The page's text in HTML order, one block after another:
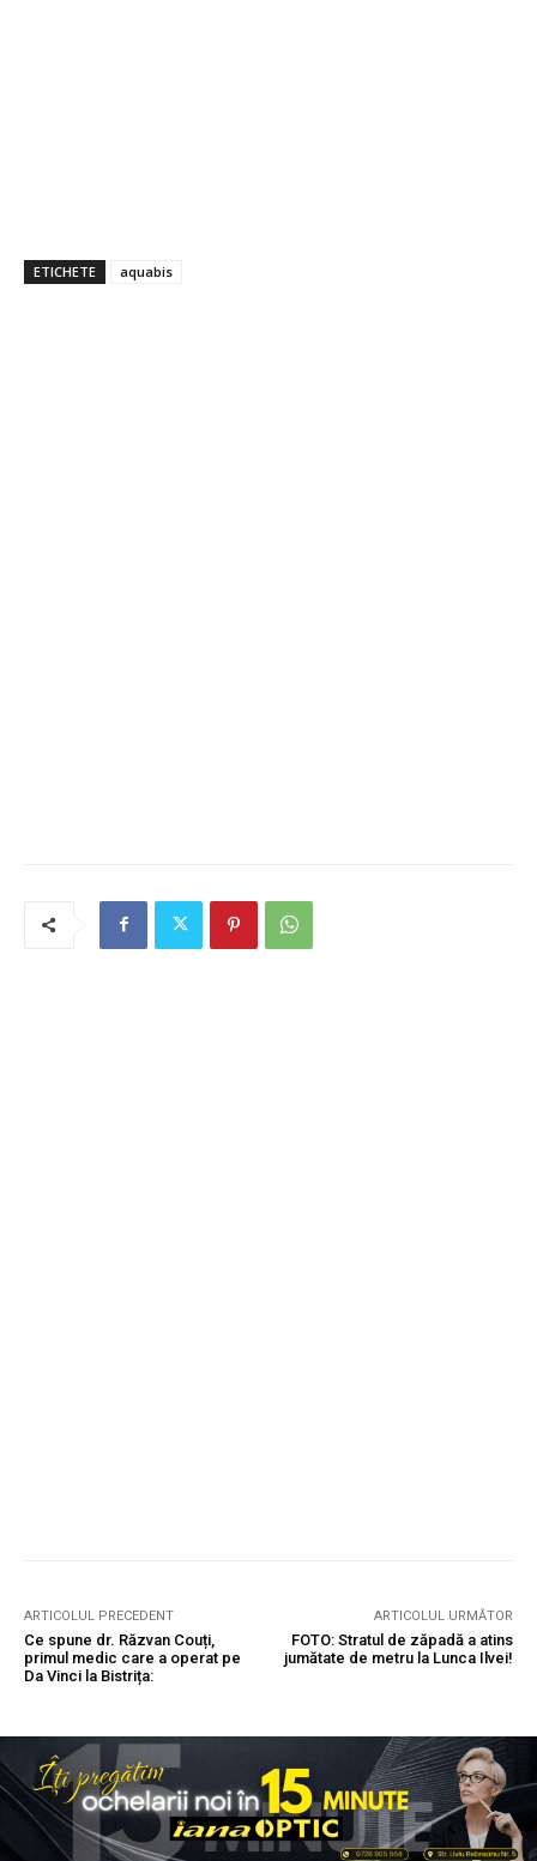
ETICHETE aquabis
ARTICOLUL PRECEDENT
Ce spune dr. Răzvan Couți,
primul medic care a operat pe
Da Vinci la Bistrița:
ARTICOLUL URMĂTOR
FOTO: Stratul de zăpadă a atins
jumătate de metru la Lunca Ilvei!